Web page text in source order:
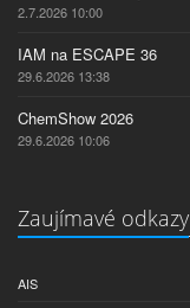
2.7.2026 10:00
IAM na ESCAPE 36
29.6.2026 13:38
ChemShow 2026
29.6.2026 10:06
Zaujímavé odkazy
AIS